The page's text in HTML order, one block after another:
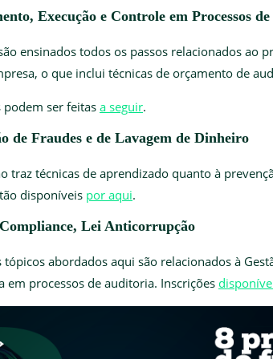
Execução e Controle em Processos
ensinados todos os passos relacionados ao
o que inclui técnicas de orçamento de
podem ser feitas a seguir.
de Fraudes e de Lavagem de Dinheiro
traz técnicas de aprendizado quanto à
disponíveis por aqui.
Lei Anticorrupção
tópicos abordados aqui são relacionados à
em processos de auditoria. Inscrições